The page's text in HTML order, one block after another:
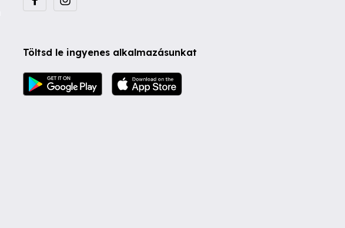
Töltsd le ingyenes alkalmazásunkat